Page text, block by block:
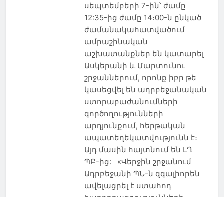
սեպտեմբերի 7-ին՝ ժամը
12:35-ից ժամը 14։00-ն ընկած
ժամանակահատվածում
ամրաշինական
աշխատանքներ են կատարել
Ասկերանի և Մարտունու
շրջաններում, որոնք իբր թե
կասեցվել են ադրբեջանական
ստորաբաժանումների
գործողությունների
արդյունքում, հերթական
ապատեղեկատվությունն է։
Այդ մասին հայտնում են ԼՂ
ՊԲ-ից: «Վերջին շրջանում
Ադրբեջանի ՊՆ-ն զգալիորեն
ավելացրել է ստահոդ
ԱՌՈՂՋԱՊԱՀՈՒԹՅՈՒՆ
ԱՐՑԱԽ
ԹՈՒՐՔԻԱ
ԾԱԼԿԱ
ՀԱՐԱԲԵՐՈՒԹՅՈՒՆՆԵՐ